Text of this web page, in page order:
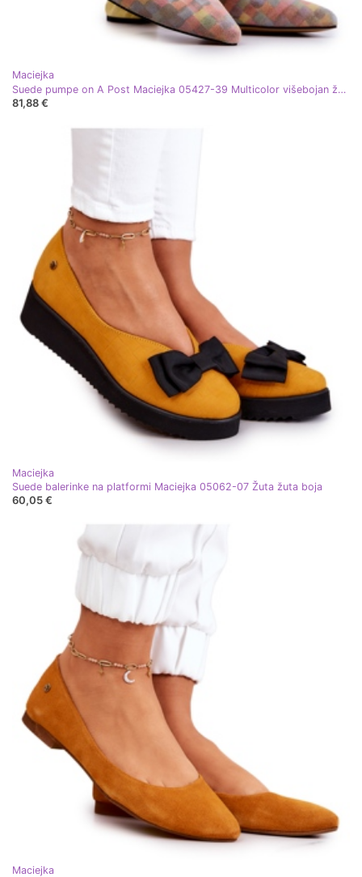
Maciejka
Suede pumpe on A Post Maciejka 05427-39 Multicolor višebojan žuta boja
81,88 €
Maciejka
Suede balerinke na platformi Maciejka 05062-07 Žuta žuta boja
60,05 €
Maciejka